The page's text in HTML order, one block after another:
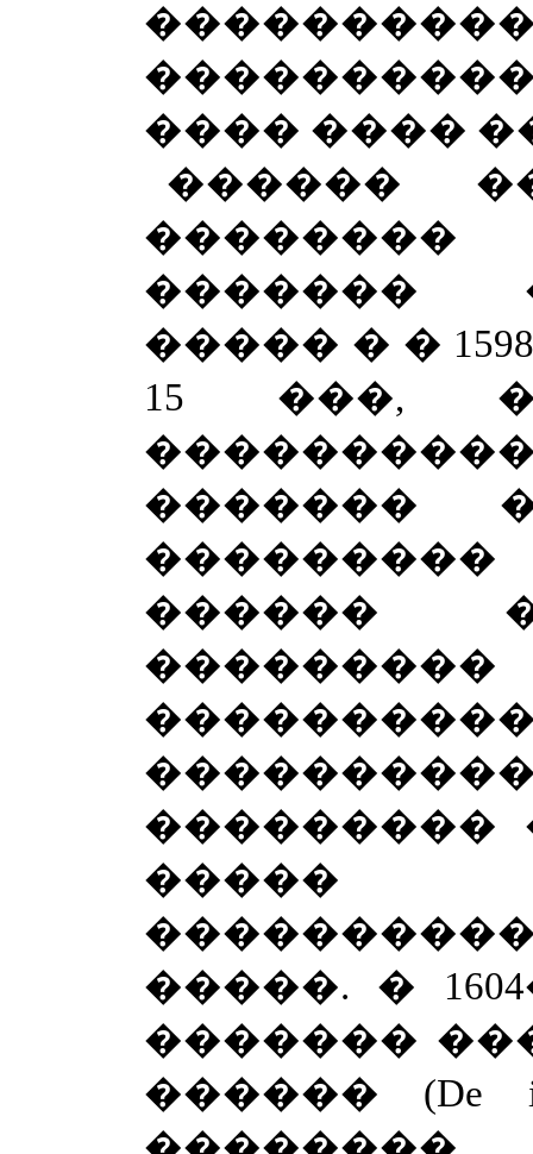
���� ����
������
��������
�������
����� � �
15 ���, �
�������
������
���������
�����
�����. �
�������
������ (De